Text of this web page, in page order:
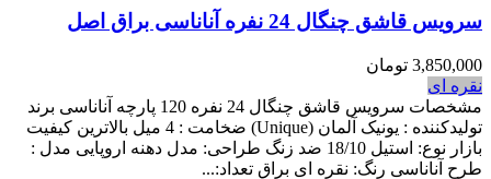
سرویس قاشق چنگال 24 نفره آناناسی براق اصل
3,850,000 تومان
نقره ای
مشخصات سرویس قاشق چنگال 24 نفره 120 پارچه آناناسی برند
تولیدکننده : یونیک آلمان (Unique) ضخامت : 4 میل بالاترین کیفیت
بازار نوع: استیل 18/10 ضد زنگ طراحی: مدل دهنه اروپایی مدل :
طرح آناناسی رنگ: نقره ای براق تعداد:...